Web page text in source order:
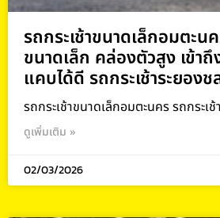
รถกระเช้าขนาดเล็กอมตะน
ขนาดเล็ก คล่องตัวสูง เข้า
แคบได้ดี รถกระเช้าระยอง
รถกระเช้าขนาดเล็กอมตะนคร รถกระเช้
ดูเพิ่มเติม »
02/03/2026